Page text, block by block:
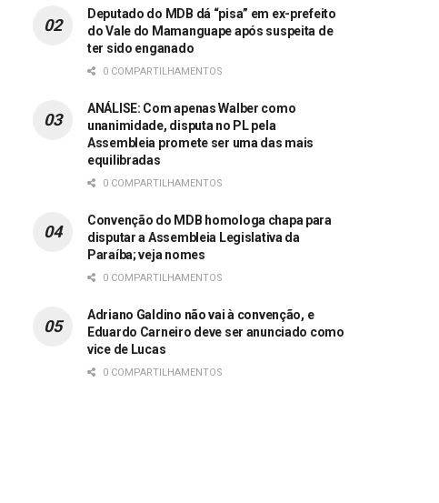
Deputado do MDB dá “pisa” em ex-prefeito
do Vale do Mamanguape após suspeita de
ter sido enganado
0 COMPARTILHAMENTOS
ANÁLISE: Com apenas Walber como
unanimidade, disputa no PL pela
Assembleia promete ser uma das mais
equilibradas
0 COMPARTILHAMENTOS
Convenção do MDB homologa chapa para
disputar a Assembleia Legislativa da
Paraíba; veja nomes
0 COMPARTILHAMENTOS
Adriano Galdino não vai à convenção, e
Eduardo Carneiro deve ser anunciado como
vice de Lucas
0 COMPARTILHAMENTOS